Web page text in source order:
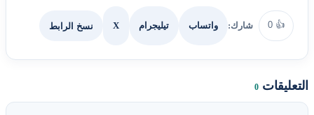
👍
0 شارك: واتساب تيليجرام X نسخ الرابط
التعليقات 0